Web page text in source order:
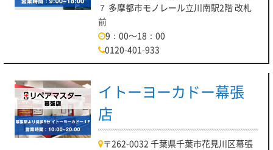
７ 多摩都市モノレール立川南駅2階 改札
前
9：00～18：00
0120-401-933
イトーヨーカドー幕張
店
〒262-0032 千葉県千葉市花見川区幕張